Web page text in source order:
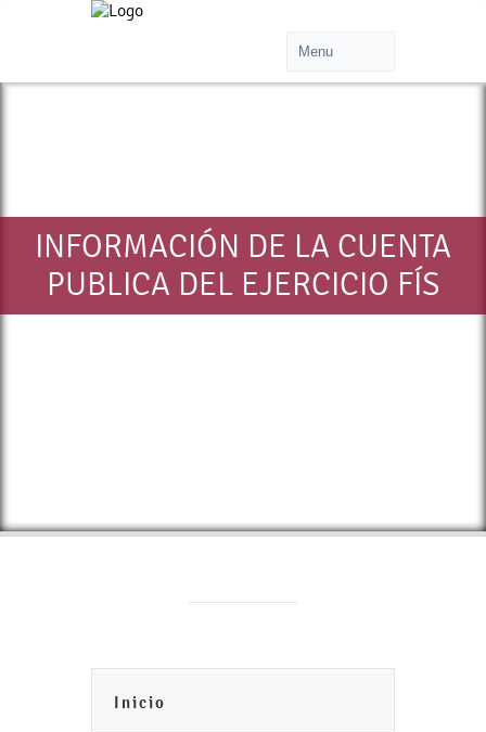
INFORMACIÓN DE LA CUENTA
PUBLICA DEL EJERCICIO FÍS
Inicio